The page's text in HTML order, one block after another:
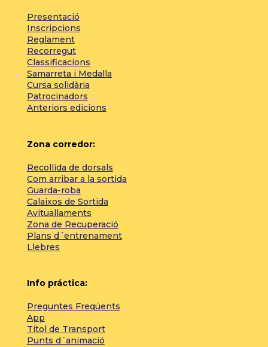
Presentació
Inscripcions
Reglament
Recorregut
Classificacions
Samarreta i Medalla
Cursa solidària
Patrocinadors
Anteriors edicions
Zona corredor:
Recollida de dorsals
Com arribar a la sortida
Guarda-roba
Calaixos de Sortida
Avituallaments
Zona de Recuperació
Plans d´entrenament
Llebres
Info práctica:
Preguntes Freqüents
App
Títol de Transport
Punts d´animació